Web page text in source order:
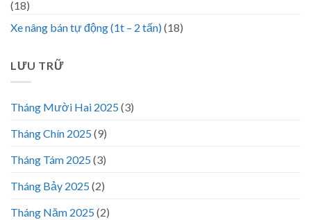
(18)
Xe nâng bán tự động (1t – 2 tấn)(18)
LƯU TRỮ
Tháng Mười Hai 2025(3)
Tháng Chín 2025(9)
Tháng Tám 2025(3)
Tháng Bảy 2025(2)
Tháng Năm 2025(2)